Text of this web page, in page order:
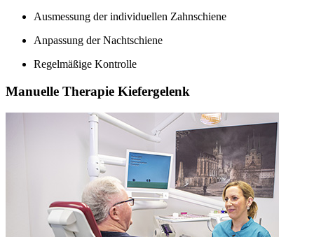
Ausmessung der individuellen Zahnschiene
Anpassung der Nachtschiene
Regelmäßige Kontrolle
Manuelle Therapie Kiefergelenk